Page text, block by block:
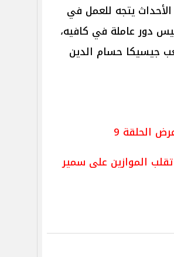
يتجه للعمل في
دور عاملة في كافيه،
جيسيكا حسام الدين
الموازين على سمير